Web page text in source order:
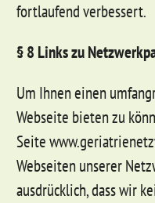
fortlaufend verbessert.
§ 8 Links zu
Um Ihnen einen
Webseite bieten zu
Seite
Webseiten unserer
ausdrücklich, dass wir